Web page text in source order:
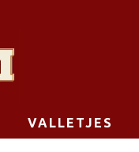
VALLETJES